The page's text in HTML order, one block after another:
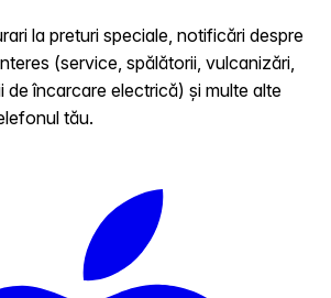
la preturi speciale, notificări despre
(service, spălătorii, vulcanizări,
de încarcare electrică) și multe alte
tău.